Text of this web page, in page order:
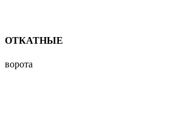
ОТКАТНЫЕ
ворота